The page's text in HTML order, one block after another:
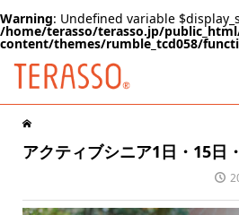
Warning: Undefined variable
/home/terasso/terasso.jp/
content/themes/rumble_tcd058/
アクティブシニア1日・15日